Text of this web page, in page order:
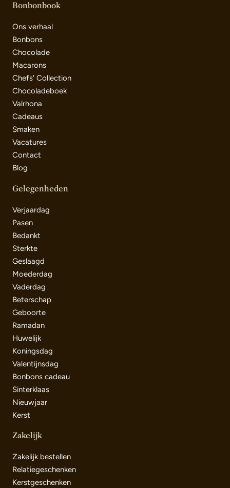
Bonbonbook
Ons verhaal
Bonbons
Chocolade
Macarons
Chefs' Collection
Chocoladeboek
Valrhona
Cadeaus
Smaken
Vacatures
Contact
Blog
Gelegenheden
Verjaardag
Pasen
Bedankt
Sterkte
Geslaagd
Moederdag
Vaderdag
Beterschap
Geboorte
Ramadan
Huwelijk
Koningsdag
Valentijnsdag
Bonbons cadeau
Sinterklaas
Nieuwjaar
Kerst
Zakelijk
Zakelijk bestellen
Relatiegeschenken
Kerstgeschenken